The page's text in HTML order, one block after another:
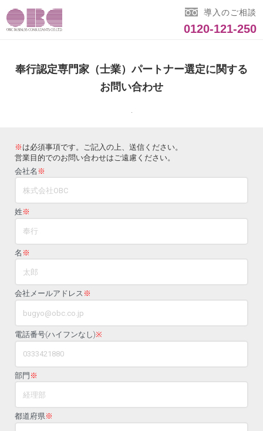
導入のご相談
0120-121-250
奉行認定専門家（士業）パートナー選定に関する
お問い合わせ
※ は必須事項です。ご記入の上、送信ください。
営業目的でのお問い合わせはご遠慮ください。
会社名 ※
姓 ※
名 ※
会社メールアドレス ※
電話番号(ハイフンなし)※
部門 ※
都道府県※